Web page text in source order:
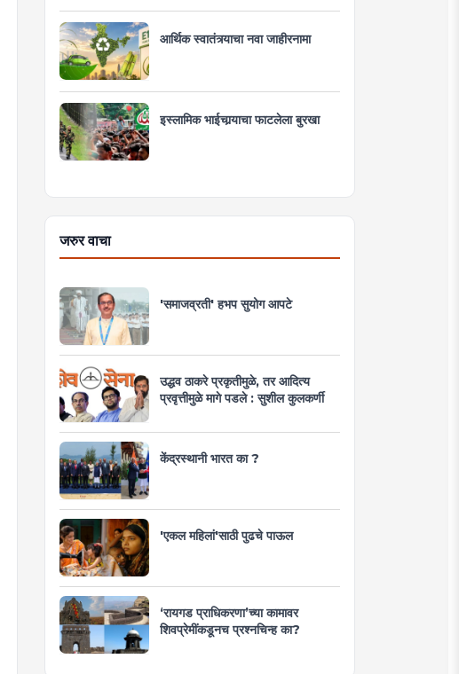
आर्थिक स्वातंत्र्याचा नवा जाहीरनामा
इस्लामिक भाईचार्‍याचा फाटलेला बुरखा
जरुर वाचा
'समाजव्रती' हभप सुयोग आपटे
उद्धव ठाकरे प्रकृतीमुळे, तर आदित्य
प्रवृत्तीमुळे मागे पडले : सुशील कुलकर्णी
केंद्रस्थानी भारत का ?
'एकल महिलां'साठी पुढचे पाऊल
‘रायगड प्राधिकरणा’च्या कामावर
शिवप्रेमींकडूनच प्रश्नचिन्ह का?